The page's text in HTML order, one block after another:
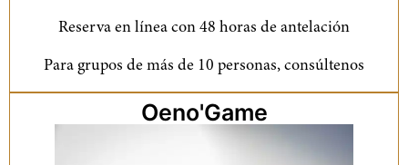
Reserva en línea con 48 horas de antelación
Para grupos de más de 10 personas, consúltenos
Oeno'Game